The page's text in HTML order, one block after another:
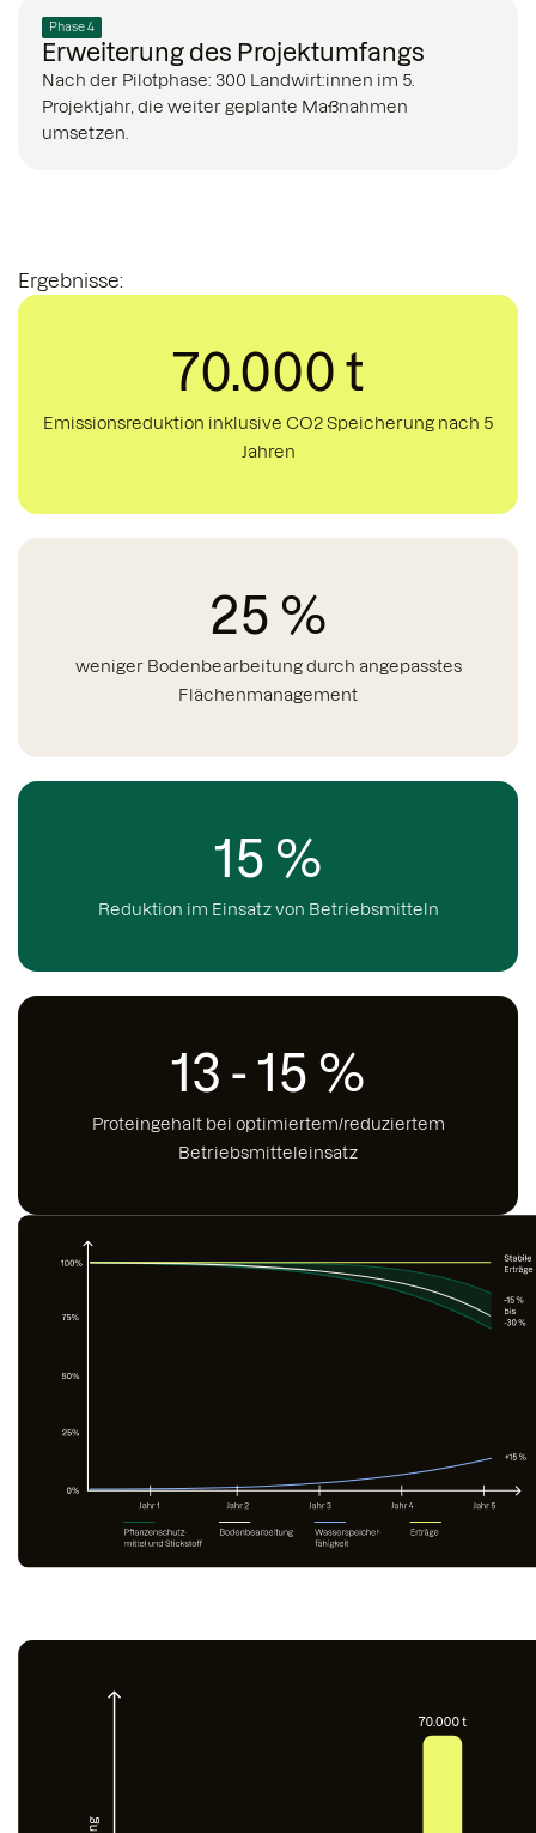
Phase 4
Erweiterung des Projektumfangs
Nach der Pilotphase: 300 Landwirt:innen im 5.
Projektjahr, die weiter geplante Maßnahmen
umsetzen.
Ergebnisse:
70.000 t
Emissionsreduktion inklusive CO2 Speicherung nach 5
Jahren
25 %
weniger Bodenbearbeitung durch angepasstes
Flächenmanagement
15 %
Reduktion im Einsatz von Betriebsmitteln
13 - 15 %
Proteingehalt bei optimiertem/reduziertem
Betriebsmitteleinsatz